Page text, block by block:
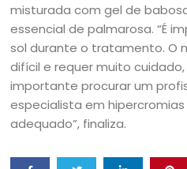
misturada com gel de
essencial de palmarosa. “É
sol durante o tratamento. O
difícil e requer muito
importante procurar um
especialista em
adequado”, finaliza.